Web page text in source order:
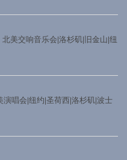
美交响音乐会|洛杉矶|旧金山|纽
演唱会|纽约|圣荷西|洛杉矶|波士